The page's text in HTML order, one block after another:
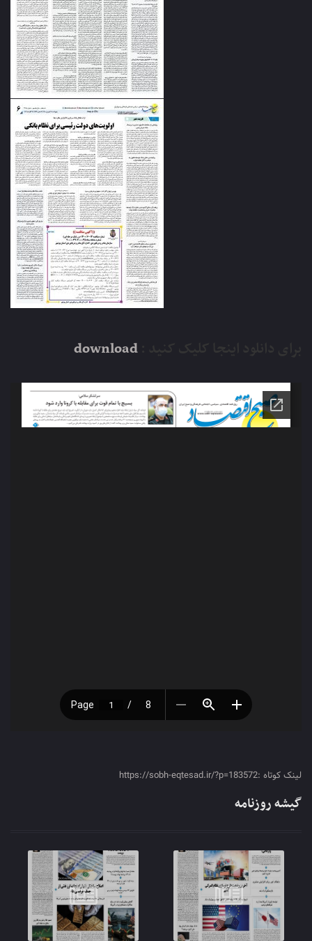
download
لینک کوتاه :https://sobh-eqtesad.ir/?p=183572
گیشه روزنامه